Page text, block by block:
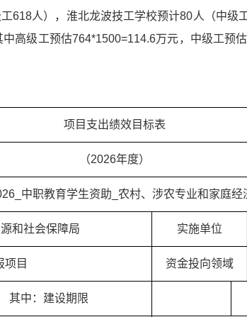
618人），淮北龙波技工学校预计80人（中级
高级工预估764*1500=114.6万元，中级工预
项目支出绩效目标表
（2026年度）
中职教育学生资助_农村、涉农专业和家庭经
和社会保障局 实施单位
项目 资金投向领域
其中：建设期限